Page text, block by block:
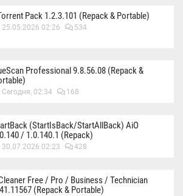
Pack 1.2.3.101 (Repack & Portable)
25.05.2026 02:26 534
Professional 9.8.56.08 (Repack &
Сегодня, 02:34 168
(StartIsBack/StartAllBack) AiO
/ 1.0.140.1 (Repack)
30.07.2026 02:23 428
Free / Pro / Business / Technician
(Repack & Portable)